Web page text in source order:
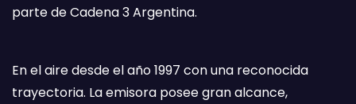
parte de Cadena 3 Argentina.
En el aire desde el año 1997 con una reconocida
trayectoria. La emisora posee gran alcance,